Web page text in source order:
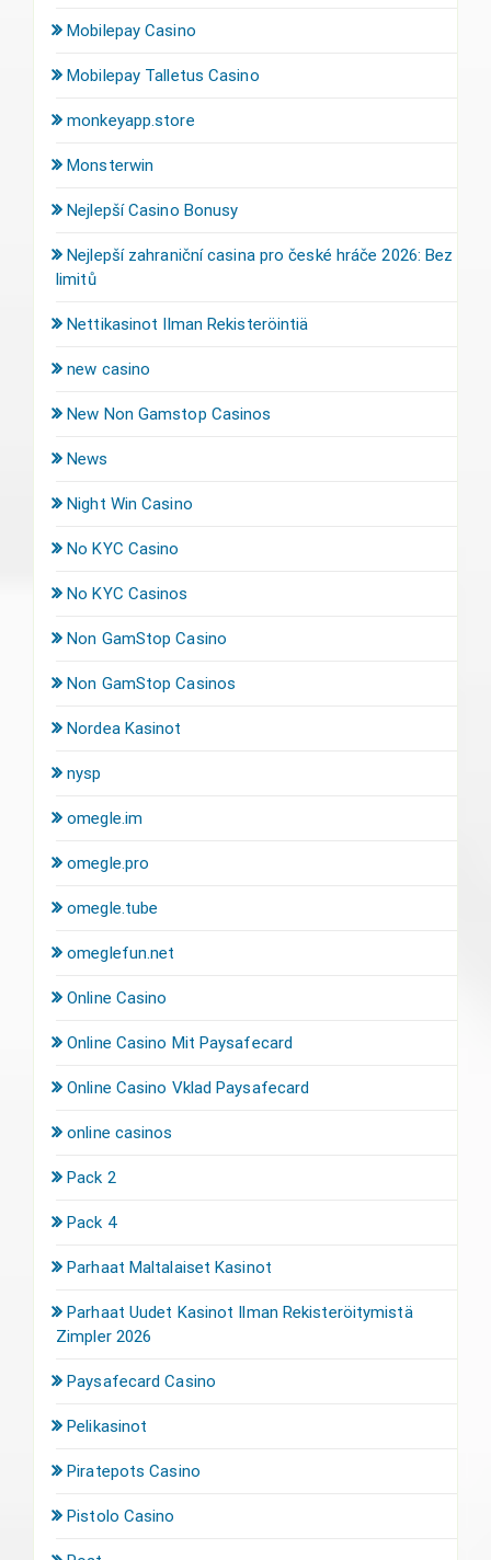
Mobilepay Casino
Mobilepay Talletus Casino
monkeyapp.store
Monsterwin
Nejlepší Casino Bonusy
Nejlepší zahraniční casina pro české hráče 2026: Bez
limitů
Nettikasinot Ilman Rekisteröintiä
new casino
New Non Gamstop Casinos
News
Night Win Casino
No KYC Casino
No KYC Casinos
Non GamStop Casino
Non GamStop Casinos
Nordea Kasinot
nysp
omegle.im
omegle.pro
omegle.tube
omeglefun.net
Online Casino
Online Casino Mit Paysafecard
Online Casino Vklad Paysafecard
online casinos
Pack 2
Pack 4
Parhaat Maltalaiset Kasinot
Parhaat Uudet Kasinot Ilman Rekisteröitymistä
Zimpler 2026
Paysafecard Casino
Pelikasinot
Piratepots Casino
Pistolo Casino